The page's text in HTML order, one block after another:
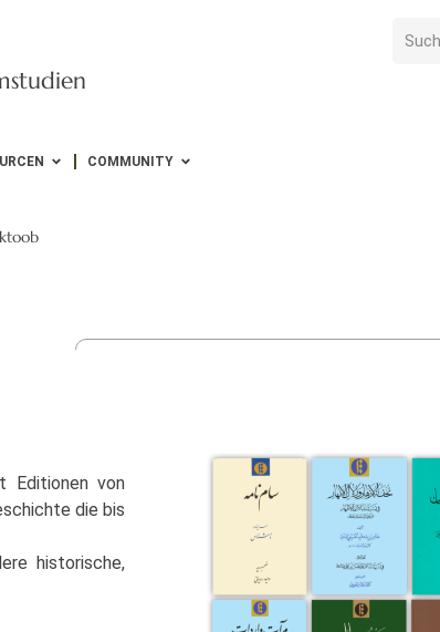
COMMUNITY
Editionen von
die bis
historische,